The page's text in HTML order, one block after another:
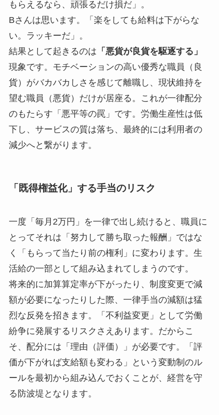
もらえるなら、頑張るだけ損だ」。
Bさんは思います。「楽をしても給料は下がらな
い。ラッキーだ」。
結果として起きるのは 「悪貨が良貨を駆逐する」
現象です。モチベーションの高い優秀な職員（良
貨）がバカバカしさを感じて離職し、現状維持を
望む職員（悪貨）だけが居座る。これが一律配分
のもたらす「悪平等の罠」です。労働生産性は低
下し、サービスの質は落ち、最終的には利用者の
減少へと繋がります。
「既得権益化」する手当のリスク
一度「毎月2万円」を一律で出し続けると、職員に
とってそれは「努力して勝ち取った報酬」ではな
く「もらって当たり前の権利」に変わります。生
活給の一部として組み込まれてしまうのです。
将来的に加算算定率が下がったり、制度変更で減
額が必要になったりした際、一律手当の減額は猛
烈な反発を招きます。「不利益変更」として労働
紛争に発展するリスクさえあります。だからこ
そ、配分には「理由（評価）」が必要です。「評
価が下がれば支給額も変わる」という変動制のル
ールを最初から組み込んでおくことが、経営を守
る防波堤となります。